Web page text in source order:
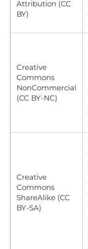
Attribution (CC
BY)
Creative
Commons
NonCommercial
(CC BY-NC)
Creative
Commons
ShareAlike (CC
BY-SA)